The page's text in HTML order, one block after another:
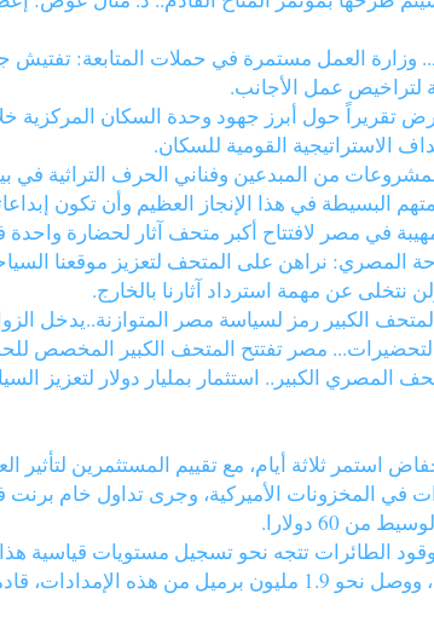
من المبدعين وفناني الحرف التراثية
البسيطة في هذا الإنجاز العظيم وأن تكون
في مصر لافتتاح أكبر متحف آثار لحضارة واحدة
المصري: نراهن على المتحف لتعزيز موقعنا
الكبير رمز لسياسة مصر المتوازنة..يدخل
استمر ثلاثة أيام، مع تقييم المستثمرين
60 دولارا.
الطائرات تتجه نحو تسجيل مستويات قياسية
المصنعة من الخام الروسي، ووصل نحو 1.9 مليون